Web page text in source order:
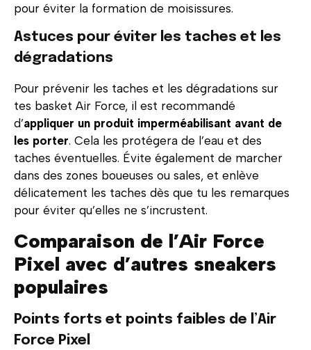
pour éviter la formation de moisissures.
Astuces pour éviter les taches et les
dégradations
Pour prévenir les taches et les dégradations sur
tes basket Air Force, il est recommandé
d’appliquer un produit imperméabilisant avant de
les porter. Cela les protégera de l’eau et des
taches éventuelles. Évite également de marcher
dans des zones boueuses ou sales, et enlève
délicatement les taches dès que tu les remarques
pour éviter qu’elles ne s’incrustent.
Comparaison de l’Air Force
Pixel avec d’autres sneakers
populaires
Points forts et points faibles de l’Air
Force Pixel